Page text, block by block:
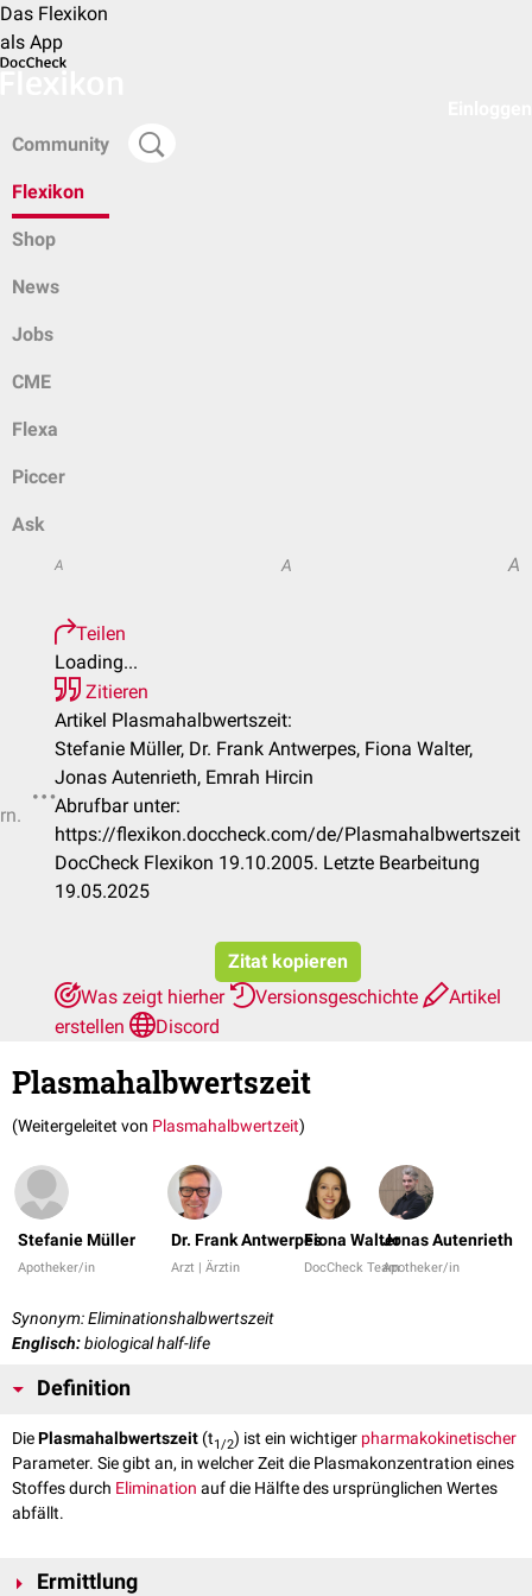
Das Flexikon
als App
Community
Flexikon
Shop
News
Jobs
CME
Flexa
Piccer
Ask
A A A
Teilen
Loading...
Zitieren
Artikel Plasmahalbwertszeit:
Stefanie Müller, Dr. Frank Antwerpes, Fiona Walter,
Jonas Autenrieth, Emrah Hircin
Abrufbar unter:
https://flexikon.doccheck.com/de/Plasmahalbwertszeit
DocCheck Flexikon 19.10.2005. Letzte Bearbeitung
19.05.2025
Zitat kopieren
Was zeigt hierher
Versionsgeschichte
Artikel
erstellen
Discord
Plasmahalbwertszeit
(Weitergeleitet von Plasmahalbwertzeit)
Stefanie Müller
Apotheker/in
Dr. Frank Antwerpes
Arzt | Ärztin
Fiona Walter
DocCheck Team
Jonas Autenrieth
Apotheker/in
Synonym: Eliminationshalbwertszeit
Englisch:biological half-life
Definition
DiePlasmahalbwertszeit (t1/2) ist ein wichtiger pharmakokinetischer
Parameter. Sie gibt an, in welcher Zeit die Plasmakonzentration eines
Stoffes durch Elimination auf die Hälfte des ursprünglichen Wertes
abfällt.
Ermittlung